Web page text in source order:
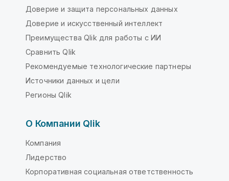
Доверие и защита персональных данных
Доверие и искусственный интеллект
Преимущества Qlik для работы с ИИ
Сравнить Qlik
Рекомендуемые технологические партнеры
Источники данных и цели
Регионы Qlik
О Компании Qlik
Компания
Лидерство
Корпоративная социальная ответственность